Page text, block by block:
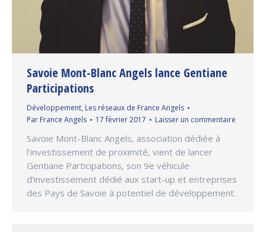
Savoie Mont-Blanc Angels lance Gentiane
Participations
Développement, Les réseaux de France Angels
Par France Angels 17 février 2017 Laisser un commentaire
Savoie Mont-Blanc Angels, association dédiée à
l’investissement de proximité, vient de lancer
Gentiane Participations, son 9e véhicule
d’investissement dédié aux start-up et entreprises
des Pays de Savoie à potentiel de développement.